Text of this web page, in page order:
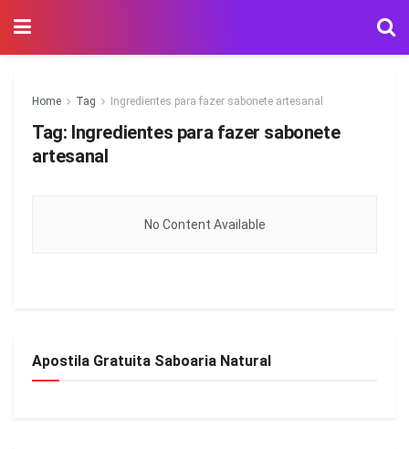
Home Tag Ingredientes para fazer sabonete artesanal
Tag: Ingredientes para fazer sabonete
artesanal
No Content Available
Apostila Gratuita Saboaria Natural